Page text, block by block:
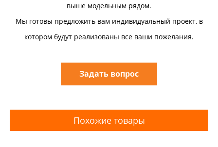
выше модельным рядом.
Мы готовы предложить вам индивидуальный проект, в
котором будут реализованы все ваши пожелания.
Задать вопрос
Похожие товары